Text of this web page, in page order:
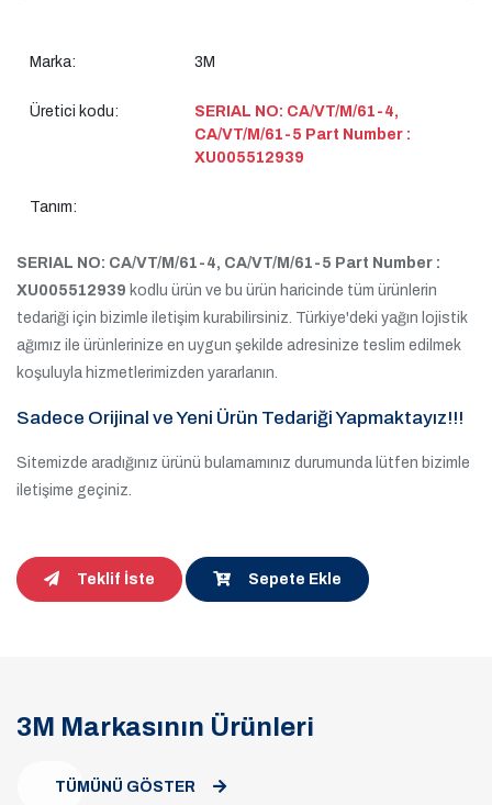
Marka: 3M
Üretici kodu:
SERIAL NO: CA/VT/M/61-4,
CA/VT/M/61-5 Part Number :
XU005512939
Tanım:
SERIAL NO: CA/VT/M/61-4, CA/VT/M/61-5 Part Number :
XU005512939 kodlu ürün ve bu ürün haricinde tüm ürünlerin
tedariği için bizimle iletişim kurabilirsiniz. Türkiye'deki yağın lojistik
ağımız ile ürünlerinize en uygun şekilde adresinize teslim edilmek
koşuluyla hizmetlerimizden yararlanın.
Sadece Orijinal ve Yeni Ürün Tedariği Yapmaktayız!!!
Sitemizde aradığınız ürünü bulamamınız durumunda lütfen bizimle
iletişime geçiniz.
Teklif İste Sepete Ekle
3M Markasının Ürünleri
TÜMÜNÜ GÖSTER